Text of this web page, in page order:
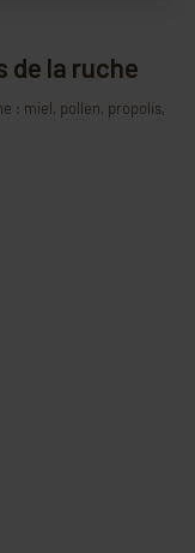
de la ruche
: miel, pollen, propolis,